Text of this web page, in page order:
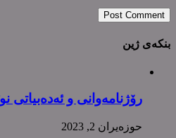
بنکەی ژین
رۆژنامەوانی و ئەدەبیاتی
حوزه‌یران 2, 2023